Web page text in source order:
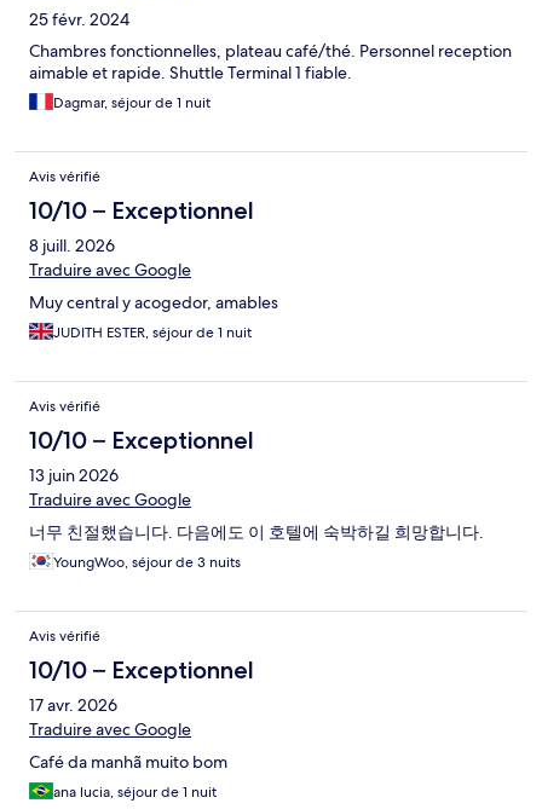
25 févr. 2024
Chambres fonctionnelles, plateau café/thé. Personnel reception
aimable et rapide. Shuttle Terminal 1 fiable.
Dagmar, séjour de 1 nuit
Avis vérifié
10/10 – Exceptionnel
8 juill. 2026
Traduire avec Google
Muy central y acogedor, amables
JUDITH ESTER, séjour de 1 nuit
Avis vérifié
10/10 – Exceptionnel
13 juin 2026
Traduire avec Google
너무 친절했습니다. 다음에도 이 호텔에 숙박하길 희망합니다.
YoungWoo, séjour de 3 nuits
Avis vérifié
10/10 – Exceptionnel
17 avr. 2026
Traduire avec Google
Café da manhã muito bom
ana lucia, séjour de 1 nuit